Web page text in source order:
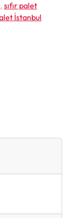
,sıfır palet
İstanbul